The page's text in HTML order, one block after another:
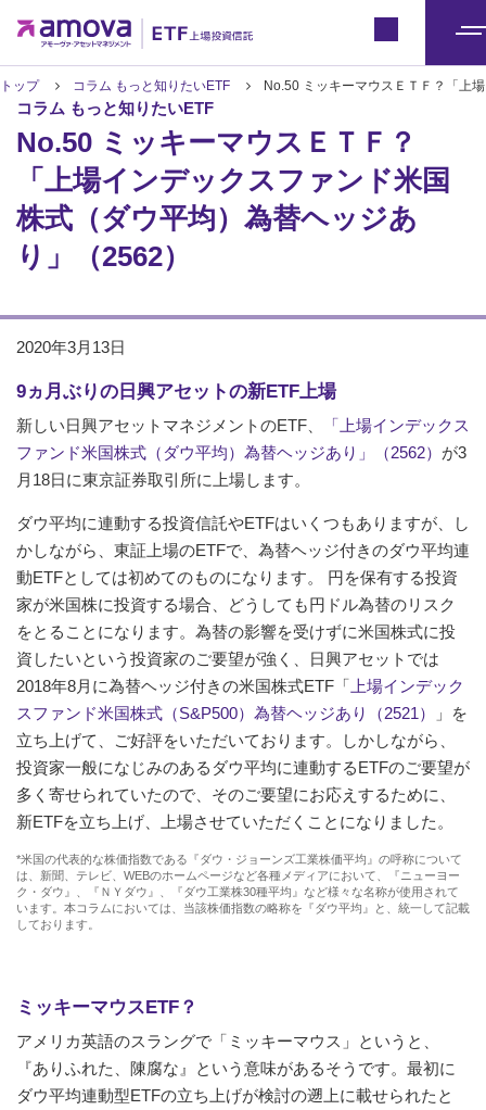
ETFトップ
ニ
トップ コラム もっと知りたいETF No.50 ミッキーマウスＥＴＦ？「上
コラム もっと知りたいETF
No.50 ミッキーマウスＥＴＦ？
「上場インデックスファンド米国
株式（ダウ平均）為替ヘッジあ
り」（2562）
2020年3月13日
9ヵ月ぶりの日興アセットの新ETF上場
新しい日興アセットマネジメントのETF、
「上場インデックス
ファンド米国株式（ダウ平均）為替ヘッジあり」（2562） が3
月18日に東京証券取引所に上場します。
ダウ平均に連動する投資信託やETFはいくつもありますが、し
かしながら、東証上場のETFで、為替ヘッジ付きのダウ平均連
動ETFとしては初めてのものになります。 円を保有する投資
家が米国株に投資する場合、どうしても円ドル為替のリスク
をとることになります。為替の影響を受けずに米国株式に投
資したいという投資家のご要望が強く、日興アセットでは
2018年8月に為替ヘッジ付きの米国株式ETF「 上場インデック
スファンド米国株式（S&P500）為替ヘッジあり（2521）
」を
立ち上げて、ご好評をいただいております。しかしながら、
投資家一般になじみのあるダウ平均に連動するETFのご要望が
多く寄せられていたので、そのご要望にお応えするために、
新ETFを立ち上げ、上場させていただくことになりました。
*米国の代表的な株価指数である『ダウ・ジョーンズ工業株価平均』の呼称について
は、新聞、テレビ、WEBのホームページなど各種メディアにおいて、『ニューヨー
ク・ダウ』、『ＮＹダウ』、『ダウ工業株30種平均』など様々な名称が使用されて
います。本コラムにおいては、当該株価指数の略称を『ダウ平均』と、統一して記載
しております。
ミッキーマウスETF？
アメリカ英語のスラングで「ミッキーマウス」というと、
『ありふれた、陳腐な』という意味があるそうです。最初に
ダウ平均連動型ETFの立ち上げが検討の遡上に載せられたと